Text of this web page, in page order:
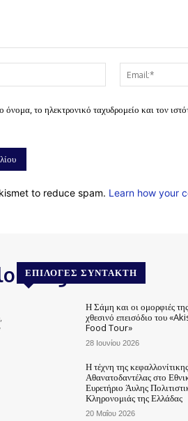
Όνομα:*
όνομα, το ηλεκτρονικό ταχυδρομείο και τον
to reduce spam. Learn how your
ΕΠΙΛΟΓΈΣ ΣΥΝΤΆΚΤΗ
Η Σάμη και οι ομορφιές
χθεσινό επεισόδιο του
Food Tour»
28 Ιουνίου 2026
Η τέχνη της κεφαλλονίτικης
Αθανατοδαντέλας στο
Ευρετήριο Άυλης
Κληρονομιάς της Ελλάδας
20 Μαΐου 2026